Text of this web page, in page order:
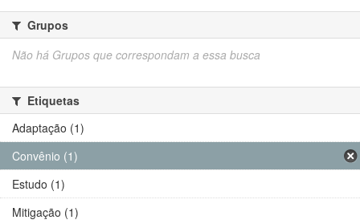
Grupos
Não há Grupos que correspondam a essa busca
Etiquetas
Adaptação (1)
Convênio (1)
Estudo (1)
Mitigação (1)